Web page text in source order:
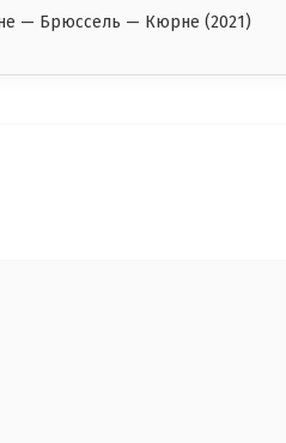
— Брюссель — Кюрне (2021)